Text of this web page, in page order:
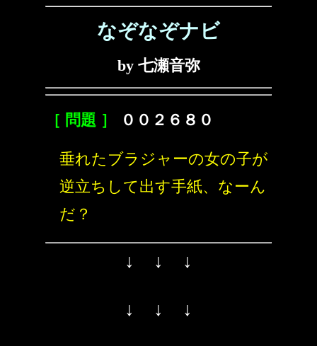
なぞなぞナビ
by 七瀬音弥
［ 問題 ］ ００２６８０
垂れたブラジャーの女の子が
逆立ちして出す手紙、なーん
だ？
↓ ↓ ↓
↓ ↓ ↓